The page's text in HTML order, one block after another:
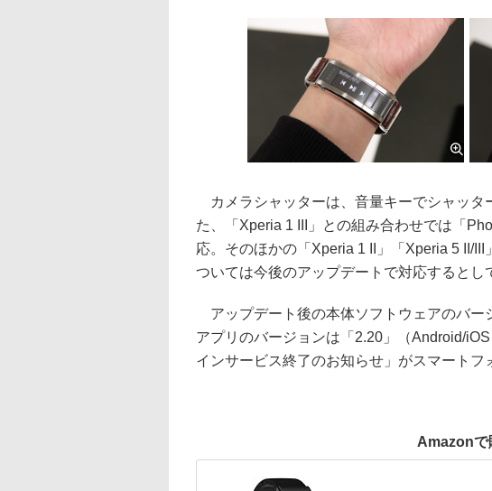
カメラシャッターは、音量キーでシャッタ
た、「Xperia 1 III」との組み合わせでは「
応。そのほかの「Xperia 1 II」「Xperia 5 II/
ついては今後のアップデートで対応するとし
アップデート後の本体ソフトウェアのバー
アプリのバージョンは「2.20」（Android/
インサービス終了のお知らせ」がスマートフ
Amazonで